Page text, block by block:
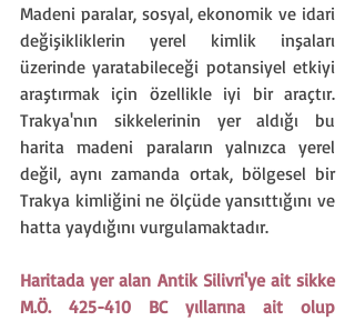
Madeni paralar, sosyal, ekonomik ve idari
değişikliklerin yerel kimlik inşaları
üzerinde yaratabileceği potansiyel etkiyi
araştırmak için özellikle iyi bir araçtır.
Trakya'nın sikkelerinin yer aldığı bu
harita madeni paraların yalnızca yerel
değil, aynı zamanda ortak, bölgesel bir
Trakya kimliğini ne ölçüde yansıttığını ve
hatta yaydığını vurgulamaktadır.
Haritada yer alan Antik Silivri'ye ait sikke
M.Ö. 425-410 BC yıllarına ait olup